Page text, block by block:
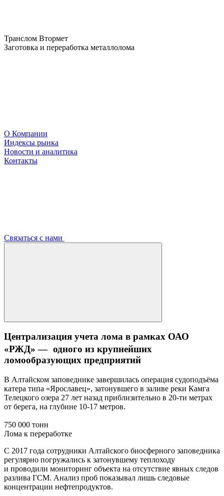
Транслом Втормет
Заготовка и переработка металлолома
О Компании
Индексы рынка
Новости и аналитика
Контакты
Связаться с нами
Централизация учета лома в рамках ОАО
«РЖД» — одного из крупнейших
ломообразующих предприятий
В Алтайском заповеднике завершилась операция судоподъёма
катера типа «Ярославец», затонувшего в заливе реки Камга
Телецкого озера 27 лет назад приблизительно в 20-ти метрах
от берега, на глубине 10-17 метров.
750 000 тонн
Лома к переработке
С 2017 года сотрудники Алтайского биосферного заповедника
регулярно погружались к затонувшему теплоходу
и проводили мониторинг объекта на отсутствие явных следов
разлива ГСМ. Анализ проб показывал лишь следовые
концентрации нефтепродуктов.